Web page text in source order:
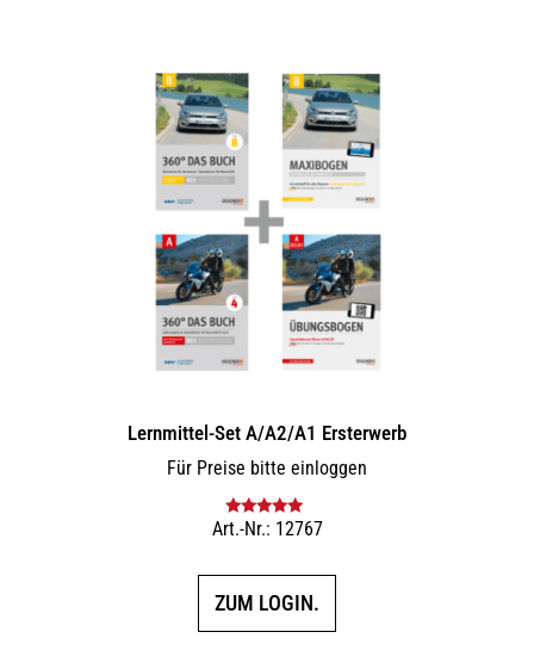
Lernmittel-Set A/A2/A1 Ersterwerb
Für Preise bitte einloggen
Bewertet mit
Art.-Nr.: 12767
ZUM LOGIN.